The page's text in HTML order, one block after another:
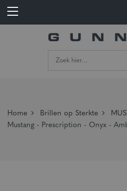
Home Brillen op Sterkte
Mustang - Prescription - Onyx -